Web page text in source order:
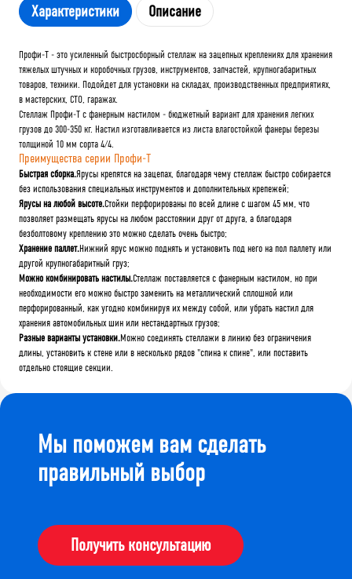
Характеристики Описание
Профи-Т - это усиленный быстросборный стеллаж на зацепных креплениях для хранения
тяжелых штучных и коробочных грузов, инструментов, запчастей, крупногабаритных
товаров, техники. Подойдет для установки на складах, производственных предприятиях,
в мастерских, СТО, гаражах.
Стеллаж Профи-Т с фанерным настилом - бюджетный вариант для хранения легких
грузов до 300-350 кг. Настил изготавливается из листа влагостойкой фанеры березы
толщиной 10 мм сорта 4/4.
Преимущества серии Профи-Т
Быстрая сборка.Ярусы крепятся на зацепах, благодаря чему стеллаж быстро собирается
без использования специальных инструментов и дополнительных крепежей;
Ярусы на любой высоте.Стойки перфорированы по всей длине с шагом 45 мм, что
позволяет размещать ярусы на любом расстоянии друг от друга, а благодаря
безболтовому креплению это можно сделать очень быстро;
Хранение паллет.Нижний ярус можно поднять и установить под него на пол паллету или
другой крупногабаритный груз;
Можно комбинировать настилы.Стеллаж поставляется с фанерным настилом, но при
необходимости его можно быстро заменить на металлический сплошной или
перфорированный, как угодно комбинируя их между собой, или убрать настил для
хранения автомобильных шин или нестандартных грузов;
Разные варианты установки.Можно соединять стеллажи в линию без ограничения
длины, установить к стене или в несколько рядов "спина к спине", или поставить
отдельно стоящие секции.
Мы поможем вам сделать
правильный выбор
Получить консультацию